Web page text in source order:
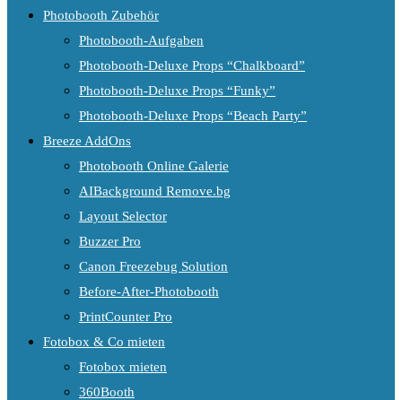
Photobooth Zubehör
Photobooth-Aufgaben
Photobooth-Deluxe Props “Chalkboard”
Photobooth-Deluxe Props “Funky”
Photobooth-Deluxe Props “Beach Party”
Breeze AddOns
Photobooth Online Galerie
AIBackground Remove.bg
Layout Selector
Buzzer Pro
Canon Freezebug Solution
Before-After-Photobooth
PrintCounter Pro
Fotobox & Co mieten
Fotobox mieten
360Booth